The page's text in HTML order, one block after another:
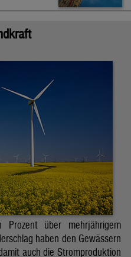
Prozent über mehrjährigem
haben den Gewässern
auch die Stromproduktion